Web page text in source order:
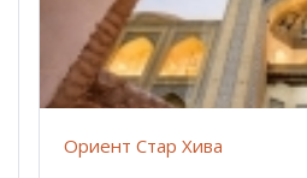
Ориент Стар Хива